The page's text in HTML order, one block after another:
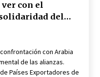
Trump contra Irán
retroceso?
ver con el
del
con Arabia
de las alianzas.
Países Exportadores de